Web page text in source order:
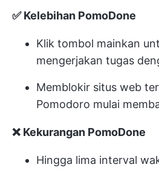
✅ Kelebihan PomoDone
Klik tombol mainkan
mengerjakan tugas
Memblokir situs web
Pomodoro mulai
❌ Kekurangan PomoDone
Hingga lima interval